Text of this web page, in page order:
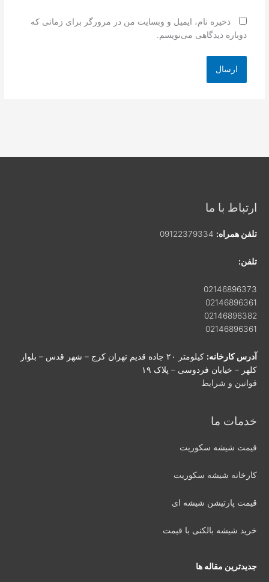
ذخیره نام، ایمیل و وبسایت من در مرورگر برای زمانی که
دوباره دیدگاهی می‌نویسم.
ارتباط با ما
تلفن همراه: 09122379334
تلفن:
02146896373
02146896361
02146896382
02146896361
آدرس کارخانه:
کیلومتر ۲۰ جاده قدیم تهران کرج – شهر قدس – بلوار
کلهر – خیابان فردوسی – پلاک ۱۹
قوانین و شرایط
خدمات ما
قیمت شیشه سکوریت
کارخانه شیشه سکوریت
قیمت پارتیشن شیشه ای
خرید شیشه بالکنی با قیمت
جدیدترین مقاله ها